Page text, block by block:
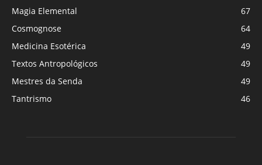
Magia Elemental
67
Cosmognose
64
Medicina Esotérica
49
Textos Antropológicos
49
Mestres da Senda
49
Tantrismo
46